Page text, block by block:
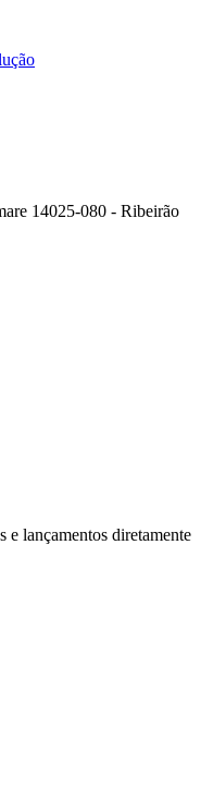
14025-080 - Ribeirão
e lançamentos diretamente